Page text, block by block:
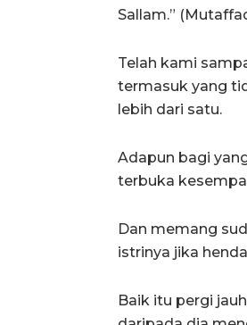
Sallam.”
Telah kami
termasuk yang
lebih dari satu.
Adapun bagi
terbuka
Dan memang
istrinya jika
Baik itu pergi